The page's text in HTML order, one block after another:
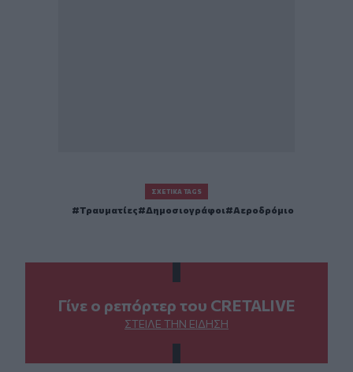
ΣΧΕΤΙΚΆ TAGS
Τραυματίες Δημοσιογράφοι Αεροδρόμιο
Γίνε ο ρεπόρτερ του CRETALIVE
ΣΤΕΊΛΕ ΤΗΝ ΕΊΔΗΣΗ